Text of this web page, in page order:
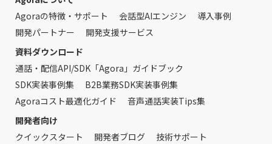
Agoraの特徴・サポート
会話型AIエンジン
導入事例
開発パートナー
開発支援サービス
資料ダウンロード
通話・配信API/SDK「Agora」ガイドブック
SDK実装事例集
B2B業務SDK実装事例集
Agoraコスト最適化ガイド
音声通話実装Tips集
開発者向け
クイックスタート
開発者ブログ
技術サポート